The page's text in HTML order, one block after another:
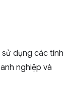
dụng các tính
nghiệp và